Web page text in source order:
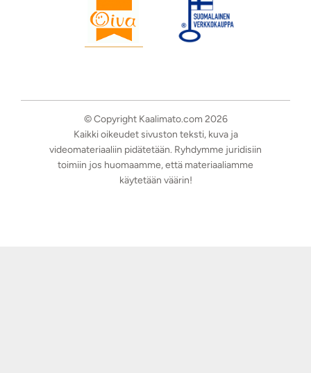
© Copyright Kaalimato.com 2026
Kaikki oikeudet sivuston teksti, kuva ja
videomateriaaliin pidätetään. Ryhdymme juridisiin
toimiin jos huomaamme, että materiaaliamme
käytetään väärin!